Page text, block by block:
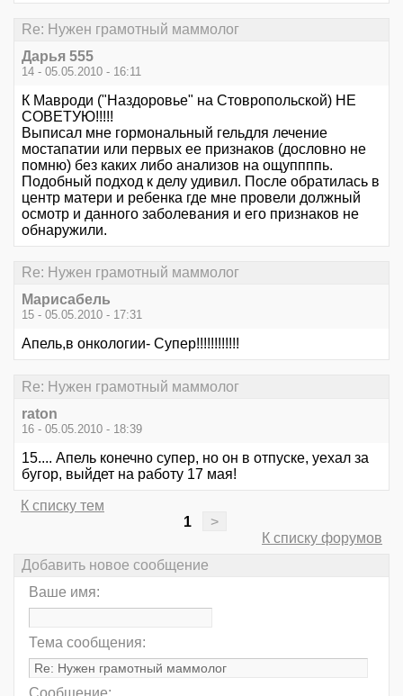
Re: Нужен грамотный маммолог
Дарья 555
14 - 05.05.2010 - 16:11
К Мавроди ("Наздоровье" на Стовропольской) НЕ
СОВЕТУЮ!!!!!
Выписал мне гормональный гельдля лечение
мостапатии или первых ее признаков (дословно не
помню) без каких либо анализов на ощуппппь.
Подобный подход к делу удивил. После обратилась в
центр матери и ребенка где мне провели должный
осмотр и данного заболевания и его признаков не
обнаружили.
Re: Нужен грамотный маммолог
Марисабель
15 - 05.05.2010 - 17:31
Апель,в онкологии- Супер!!!!!!!!!!!!
Re: Нужен грамотный маммолог
raton
16 - 05.05.2010 - 18:39
15.... Апель конечно супер, но он в отпуске, уехал за
бугор, выйдет на работу 17 мая!
К списку тем
1
>
К списку форумов
Добавить новое сообщение
Ваше имя:
Тема сообщения: